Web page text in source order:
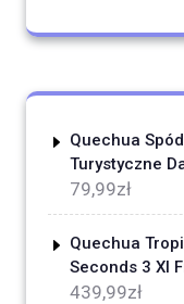
Quechua
Turystyczne
79,99zł
Quechua
Seconds 3 Xl
439,99zł